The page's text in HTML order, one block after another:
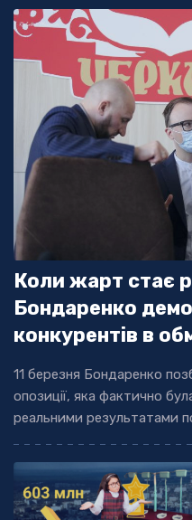
Коли жарт стає
Бондаренко
конкурентів в
11 березня Бондаренко
опозиції, яка фактично
реальними результатами